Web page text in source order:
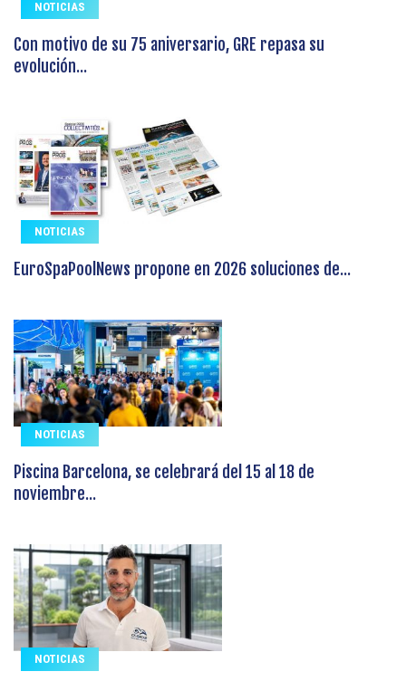
NOTICIAS
Con motivo de su 75 aniversario, GRE repasa su
evolución...
NOTICIAS
EuroSpaPoolNews propone en 2026 soluciones de...
NOTICIAS
Piscina Barcelona, se celebrará del 15 al 18 de
noviembre...
NOTICIAS